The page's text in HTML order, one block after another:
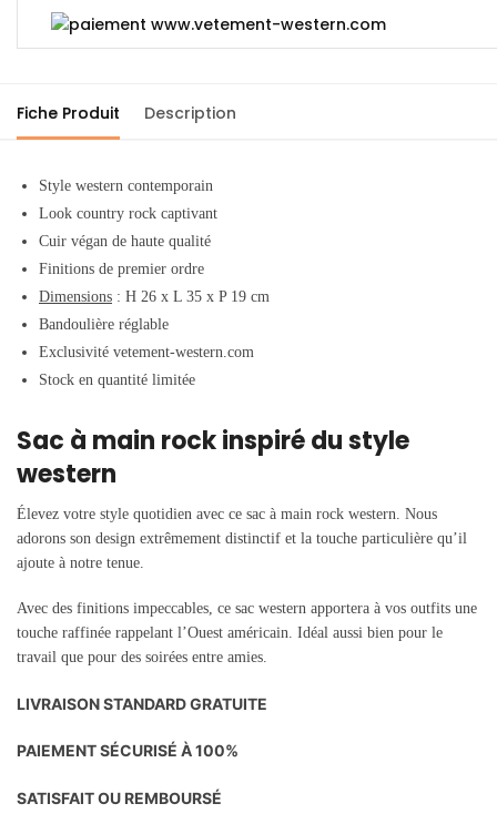
Fiche Produit Description
Style western contemporain
Look country rock captivant
Cuir végan de haute qualité
Finitions de premier ordre
Dimensions : H 26 x L 35 x P 19 cm
Bandoulière réglable
Exclusivité vetement-western.com
Stock en quantité limitée
Sac à main rock inspiré du style
western
Élevez votre style quotidien avec ce sac à main rock western. Nous
adorons son design extrêmement distinctif et la touche particulière qu’il
ajoute à notre tenue.
Avec des finitions impeccables, ce sac western apportera à vos outfits une
touche raffinée rappelant l’Ouest américain. Idéal aussi bien pour le
travail que pour des soirées entre amies.
LIVRAISON STANDARD GRATUITE
PAIEMENT SÉCURISÉ À 100%
SATISFAIT OU REMBOURSÉ